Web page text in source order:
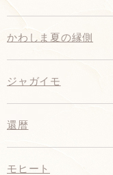
かわしま夏の縁側
ジャガイモ
還暦
モヒート